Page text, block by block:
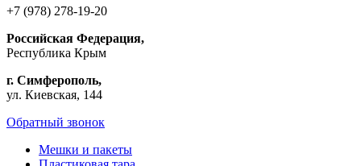
+7 (978) 278-19-20
Российская Федерация,
Республика Крым
г. Симферополь,
ул. Киевская, 144
Обратный звонок
Мешки и пакеты